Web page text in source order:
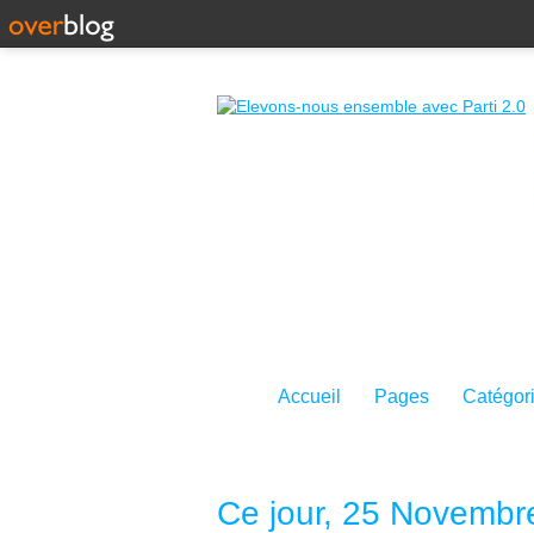
Accueil Pages
Ce jour, 25